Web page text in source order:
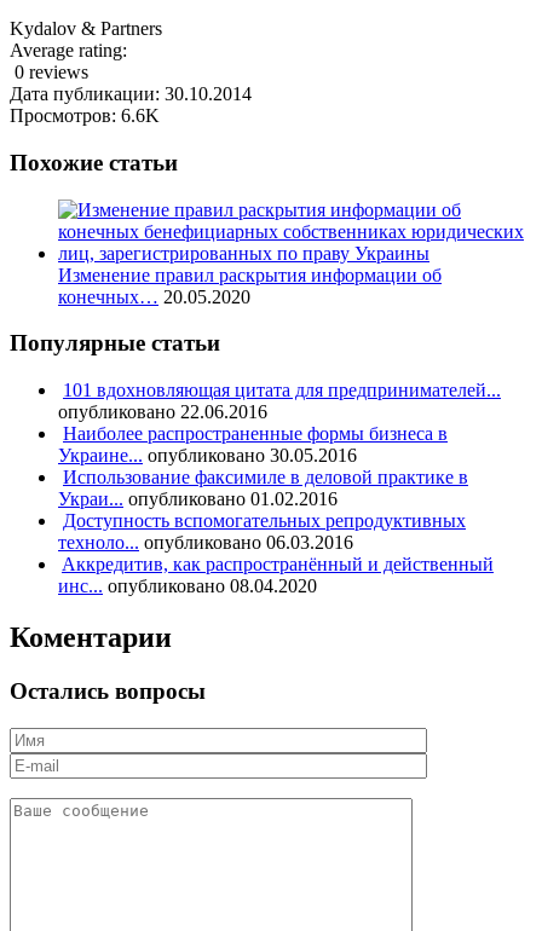
Kydalov & Partners
Average rating:
0 reviews
Дата публикации: 30.10.2014
Просмотров: 6.6K
Похожие статьи
Изменение правил раскрытия информации об
конечных… 20.05.2020
Популярные статьи
101 вдохновляющая цитата для предпринимателей...
опубликовано 22.06.2016
Наиболее распространенные формы бизнеса в
Украине... опубликовано 30.05.2016
Использование факсимиле в деловой практике в
Украи... опубликовано 01.02.2016
Доступность вспомогательных репродуктивных
техноло... опубликовано 06.03.2016
Aккредитив, как распространённый и действенный
инс... опубликовано 08.04.2020
Коментарии
Остались вопросы